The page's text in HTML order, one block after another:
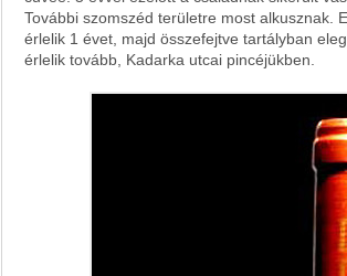
További szomszéd területre most alkusznak.
érlelik 1 évet, majd összefejtve tartályban
érlelik tovább, Kadarka utcai pincéjükben.